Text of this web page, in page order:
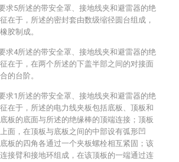
求5所述的带安全罩、接地线夹和避雷器的绝
在于，所述的密封套由数级缩径圆台组成，
胶制成。
求4所述的带安全罩、接地线夹和避雷器的绝
在于，在两个所述的下盖半部之间的对接面
的台阶。
求1所述的带安全罩、接地线夹和避雷器的绝
在于，所述的电力线夹板包括底板、顶板和
板的底面与所述的绝缘棒的顶端连接；顶板
面，在顶板与底板之间的中部设有弧形凹
板的四角各通过一个夹板螺栓相互紧固；该
接臂和接地环组成，在该顶板的一端通过连